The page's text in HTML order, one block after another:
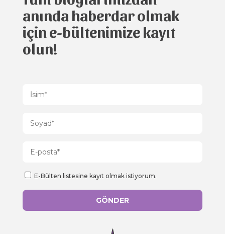
anında haberdar olmak
için e-bültenimize kayıt
olun!
E-Bülten listesine kayıt olmak istiyorum.